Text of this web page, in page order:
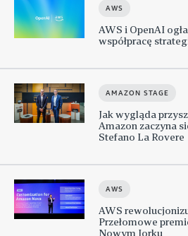
AWS
AWS i OpenAI
współpracę
AMAZON STAGE
Jak wygląda
Amazon zaczyna
Stefano La Rovere
AWS
AWS
Przełomowe
Nowym Jorku